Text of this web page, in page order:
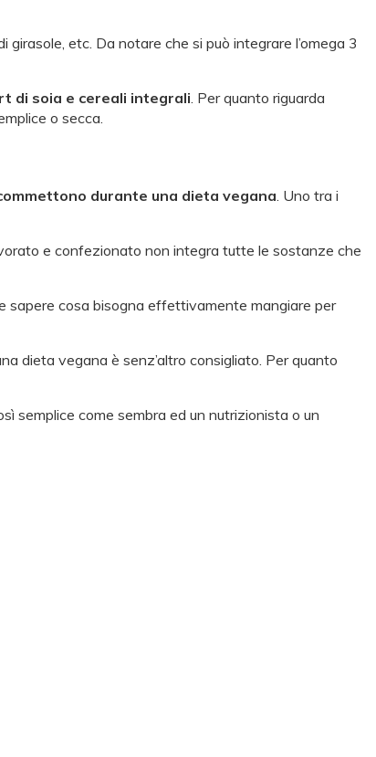
etc. Da notare che si può integrare l’omega 3
di soia e cereali integrali . Per quanto riguarda
o secca.
durante una dieta vegana . Uno tra i
e confezionato non integra tutte le sostanze che
sapere cosa bisogna effettivamente mangiare per
dieta vegana è senz’altro consigliato. Per quanto
semplice come sembra ed un nutrizionista o un